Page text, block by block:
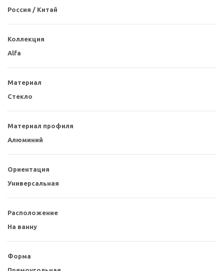
Россия / Китай
Коллекция
Alfa
Материал
Стекло
Материал профиля
Алюминий
Ориентация
Универсальная
Расположение
На ванну
Форма